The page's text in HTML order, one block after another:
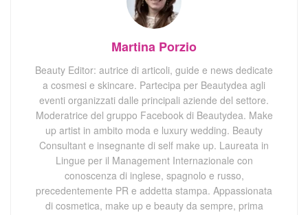
Martina Porzio
Beauty Editor: autrice di articoli, guide e news dedicate
a cosmesi e skincare. Partecipa per Beautydea agli
eventi organizzati dalle principali aziende del settore.
Moderatrice del gruppo Facebook di Beautydea. Make
up artist in ambito moda e luxury wedding. Beauty
Consultant e insegnante di self make up. Laureata in
Lingue per il Management Internazionale con
conoscenza di inglese, spagnolo e russo,
precedentemente PR e addetta stampa. Appassionata
di cosmetica, make up e beauty da sempre, prima